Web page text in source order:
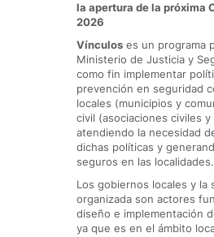
la apertura de la próxima
2026
Vínculos es un programa
Ministerio de Justicia y
como fin implementar
prevención en seguridad
locales (municipios y
civil (asociaciones civiles
atendiendo la necesidad
dichas políticas y
seguros en las localidades.
Los gobiernos locales y la
organizada son actores
diseño e implementación
ya que es en el ámbito